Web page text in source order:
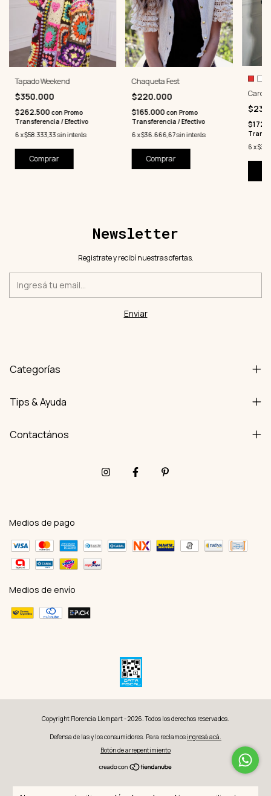
Tapado Weekend
$350.000
$262.500 con Promo
Transferencia / Efectivo
6 x$58.333,33 sin interés
Comprar
Chaqueta Fest
$220.000
$165.000 con Promo
Transferencia / Efectivo
6x$36.666,67sin interés
Comprar
6 x
Newsletter
Registrate y recibí nuestras ofertas.
Categorías
Tips & Ayuda
Contactános
Medios de pago
Medios de envío
Copyright Florencia Llompart - 2026. Todos los derechos reservados.
Defensa de las y los consumidores. Para reclamos ingresá acá.
Botón de arrepentimiento